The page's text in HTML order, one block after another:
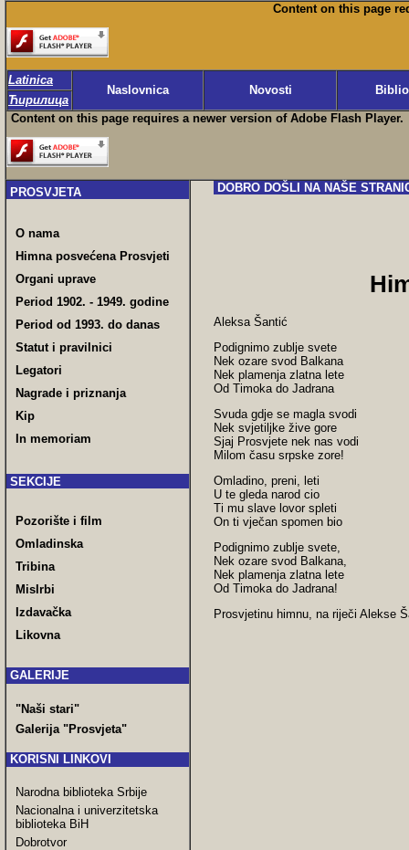
Content on this page
Latinica
Naslovnica Novosti
Ћирилица
Content on this page requires a newer version of Adobe Flash Player.
PROSVJETA
O nama
Himna posvećena Prosvjeti
Organi uprave
Period 1902. - 1949. godine
Period od 1993. do danas
Statut i pravilnici
Legatori
Nagrade i priznanja
Kip
In memoriam
SEKCIJE
Pozorište i film
Omladinska
Tribina
MisIrbi
Izdavačka
Likovna
GALERIJE
"Naši stari"
Galerija "Prosvjeta"
KORISNI LINKOVI
Narodna biblioteka Srbije
Nacionalna i univerzitetska
biblioteka BiH
Dobrotvor
DOBRO DOŠLI NA NAŠE
Aleksa Šantić
Podignimo zublje svete
Nek ozare svod Balkana
Nek plamenja zlatna lete
Od Timoka do Jadrana
Svuda gdje se magla svodi
Nek svjetiljke žive gore
Sjaj Prosvjete nek nas vodi
Milom času srpske zore!
Omladino, preni, leti
U te gleda narod cio
Ti mu slave lovor spleti
On ti vječan spomen bio
Podignimo zublje svete,
Nek ozare svod Balkana,
Nek plamenja zlatna lete
Od Timoka do Jadrana!
Prosvjetinu himnu, na riječi Alekse